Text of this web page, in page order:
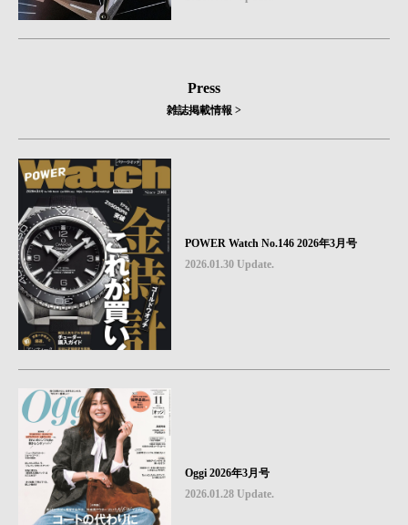
Press
雑誌掲載情報 >
POWER Watch No.146 2026年3月号
2026.01.30 Update.
Oggi 2026年3月号
2026.01.28 Update.